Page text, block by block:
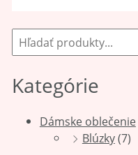
Kategórie
Dámske oblečenie
Blúzky(7)